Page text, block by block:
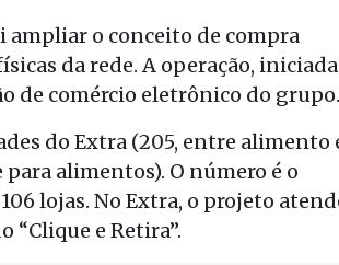
ampliar o conceito de compra
da rede. A operação, iniciada
de comércio eletrônico do grupo.
do Extra (205, entre alimento
alimentos). O número é o
lojas. No Extra, o projeto
“Clique e Retira”.